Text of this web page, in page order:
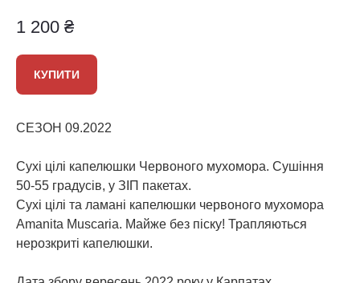
1 200 ₴
КУПИТИ
СЕЗОН 09.2022
Сухі цілі капелюшки Червоного мухомора. Сушіння
50-55 градусів, у ЗІП пакетах.
Сухі цілі та ламані капелюшки червоного мухомора
Amanita Muscaria. Майже без піску! Трапляються
нерозкриті капелюшки.